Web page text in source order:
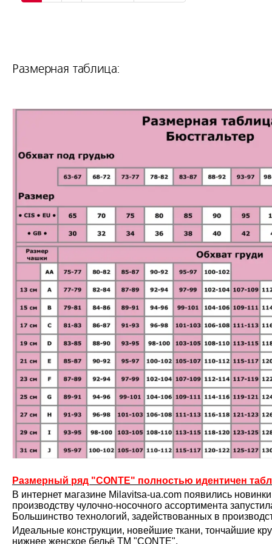
Размерная таблица:
Размерный ряд "CONTE" полностью идентичен
В интернет магазине Milavitsa-ua.com появились
производству чулочно-носочного ассортимента
Большинство технологий, задействованных в
Идеальные конструкции, новейшие ткани, тончайшие
нижнее женское бельё ТМ "CONTE".